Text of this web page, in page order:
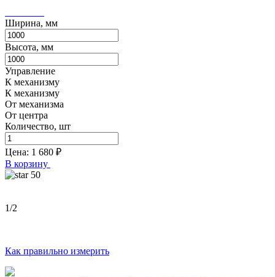
Ширина, мм
Высота, мм
Управление
К механизму
К механизму
От механизма
От центра
Количество, шт
Цена: 1 680 ₽
В корзину
50
1/2
Как правильно измерить